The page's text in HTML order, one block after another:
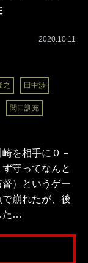
2020.10.11
之 田中渉
関口訓充
を相手に０－
守ってなんと
）というゲー
崩れたが、後
た…